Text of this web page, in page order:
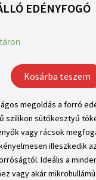
EDÉNYFOGÓ
Kosárba teszem
megoldás a forró
szilikon sütőkesztyű
vagy rácsok
illeszkedik
Ideális a
vagy akár